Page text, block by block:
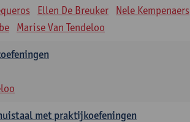
Ellen De Breuker
Nele Kempenaers
Marise Van Tendeloo
met praktijkoefeningen